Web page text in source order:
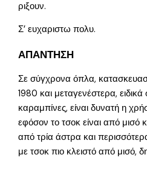
ριξουν.
Σ’ ευχαριστω πολυ.
ΑΠΑΝΤΗΣΗ
Σε σύγχρονα όπλα,
1980 και μεταγενέστερα,
καραμπίνες, είναι δυνατή η
εφόσον το τσοκ είναι από μισό
από τρία άστρα και
με τσοκ πιο κλειστό από μισό,